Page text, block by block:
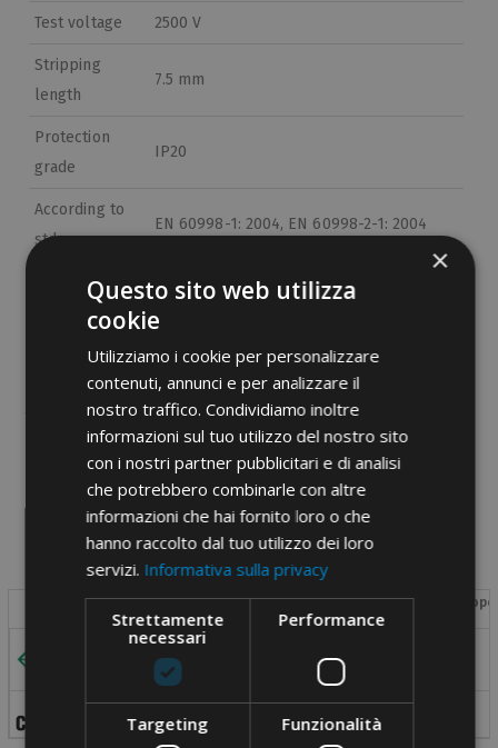
Test voltage 2500 V
Stripping
length
7.5 mm
Protection
grade
IP20
According to
std.
EN 60998-1: 2004, EN 60998-2-1: 2004
EC001284
41MA06D
PDF documents
Section
[mm²]
Section
[AWG]
Rated voltage
[V]
Test current
[A]
Max
×
Questo sito web utilizza
cookie
Utilizziamo i cookie per personalizzare
contenuti, annunci e per analizzare il
nostro traffico. Condividiamo inoltre
informazioni sul tuo utilizzo del nostro sito
con i nostri partner pubblicitari e di analisi
che potrebbero combinarle con altre
informazioni che hai fornito loro o che
hanno raccolto dal tuo utilizzo dei loro
servizi. Informativa sulla privacy
Strettamente
necessari
Performance
Targeting Funzionalità